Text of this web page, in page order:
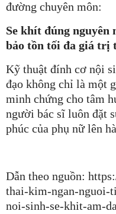
đường chuyên môn:
Se khít đúng nguyên
bảo tồn tối đa giá trị
Kỹ thuật đính cơ nội
đạo không chỉ là một
minh chứng cho tâm
người bác sĩ luôn đặt
phúc của phụ nữ lên
Dẫn theo nguồn:
thai-kim-ngan-nguoi-
noi-sinh-se-khit-am-